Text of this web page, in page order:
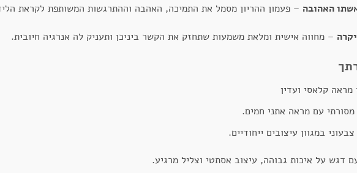
האהובה – פעמון ההריון מסמל את התמיכה, האהבה וההתרגשות המשותפת לקראת
– מחווה אישית ומלאת משמעות שתחזק את הקשר ביניכן ותעניק לה אנרגיה חיובית.
מראה קלאסי ועדין
מסורתי עם מראה אתני חמים.
במגוון עיצובים ייחודיים.
דגש על איכות גבוהה, עיצוב אסתטי וצליל מרגיע.